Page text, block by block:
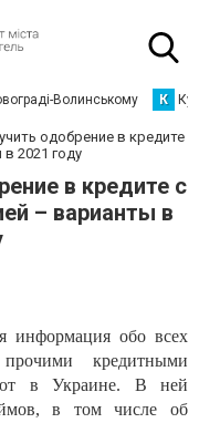
Волинському К
одобрение в кредите
2021 году
в кредите с
– варианты в
информация обо всех
кредитными
в Украине. В ней
в том числе об